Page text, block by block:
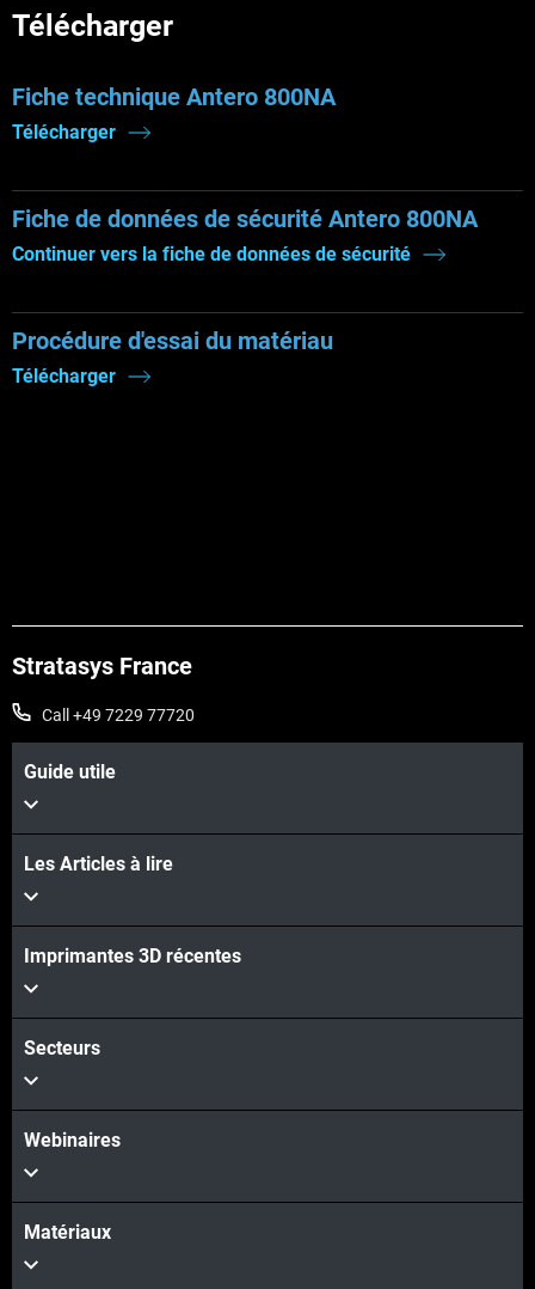
Télécharger
Fiche technique Antero 800NA
Télécharger
Fiche de données de sécurité Antero 800NA
Continuer vers la fiche de données de sécurité
Procédure d'essai du matériau
Télécharger
Stratasys France
Call +49 7229 77720
Guide utile
Les Articles à lire
Imprimantes 3D récentes
Secteurs
Webinaires
Matériaux